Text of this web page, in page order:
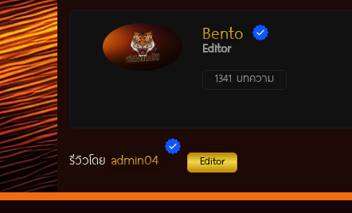
Bento
Editor
1341 บทความ
รีวิวโดย admin04 Editor